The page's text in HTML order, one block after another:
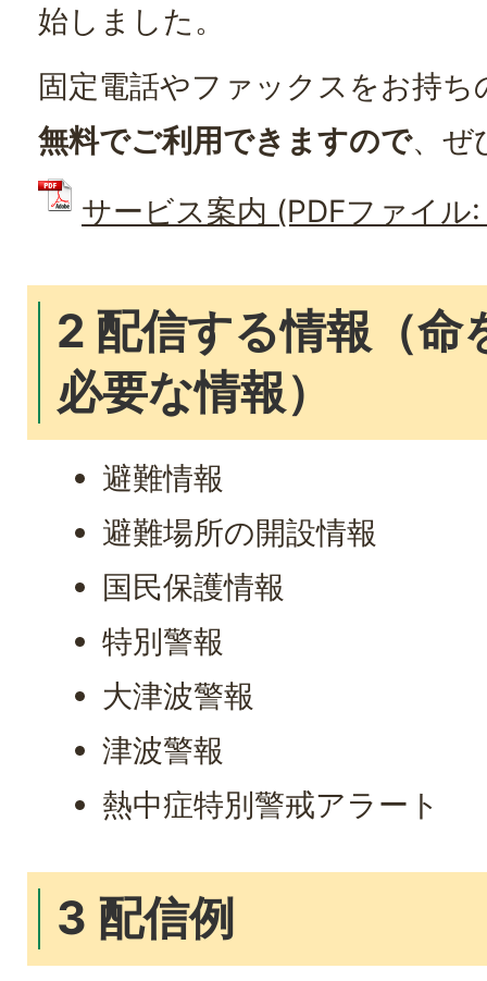
始しました。
固定電話やファックスをお持ち
無料でご利用できますので、ぜ
サービス案内 (PDFファイル
2 配信する情報（命
必要な情報）
避難情報
避難場所の開設情報
国民保護情報
特別警報
大津波警報
津波警報
熱中症特別警戒アラート
3 配信例